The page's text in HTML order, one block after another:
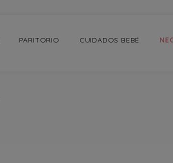
PARITORIO CUIDADOS BEBÉ